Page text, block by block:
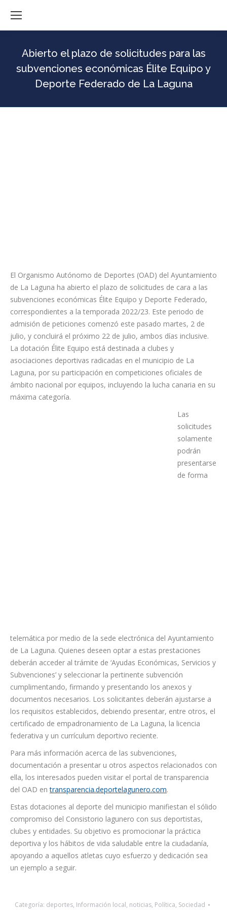
Abierto el plazo de solicitudes para las
subvenciones económicas Élite Equipo y
Deporte Federado de La Laguna
El Organismo Autónomo de Deportes (OAD) del Ayuntamiento
de La Laguna ha abierto el plazo de solicitudes de cara a las
subvenciones económicas Élite Equipo y Deporte Federado,
correspondientes a la temporada 2022/23. Este periodo de
admisión de peticiones comenzó este pasado martes, 2 de
julio, y concluirá el próximo 22 de julio, ambos días inclusive.
La dotación Élite Equipo está destinada a clubes y
asociaciones deportivas radicadas en el municipio de La
Laguna, por su participación en competiciones oficiales de
ámbito nacional por equipos, incluyendo la lucha canaria en su
máxima categoría.
Las
solicitudes
solamente
podrán
presentarse
de forma
telemática por medio de la sede electrónica del Ayuntamiento
de La Laguna. Quienes deseen optar a estas prestaciones
deberán acceder al trámite de ‘Ayudas Económicas, Servicios y
Subvenciones’ y seleccionar la pertinente subvención
cumplimentando, firmando y presentando los anexos y
documentos necesarios. Los solicitantes deberán ajustarse a
los requisitos establecidos, debiendo presentar, entre otros, el
certificado de empadronamiento de La Laguna, la licencia
federativa y un currículum deportivo reciente.
Para más información acerca de las subvenciones,
documentación a presentar u otros aspectos relacionados con
ella, los interesados pueden visitar el portal de transparencia
del OAD entransparencia.deportelagunero.com.
Estas dotaciones al deporte del municipio manifiestan el sólido
compromiso del Consistorio lagunero con sus deportistas,
clubes y entidades. Su objetivo es promocionar la práctica
deportiva y los hábitos de vida saludable entre la ciudadanía,
apoyando a aquellos atletas cuyo esfuerzo y dedicación sea
un ejemplo a seguir.
Categoría: deportes, Información local, noticias, Política, Sociedad